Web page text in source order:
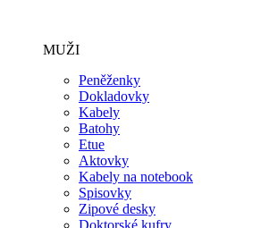
MUŽI
Peněženky
Dokladovky
Kabely
Batohy
Etue
Aktovky
Kabely na notebook
Spisovky
Zipové desky
Doktorské kufry